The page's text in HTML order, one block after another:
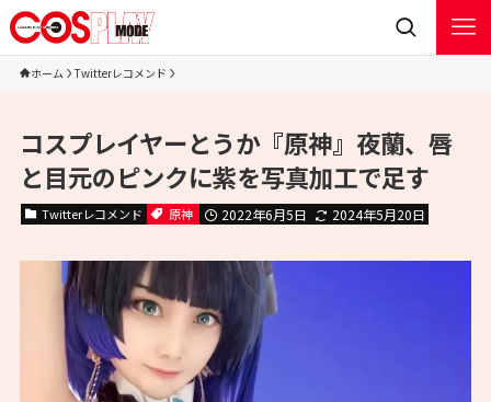
ホーム Twitterレコメンド
コスプレイヤーとうか『原神』夜蘭、唇
と目元のピンクに紫を写真加工で足す
Twitterレコメンド 原神 2022年6月5日 2024年5月20日